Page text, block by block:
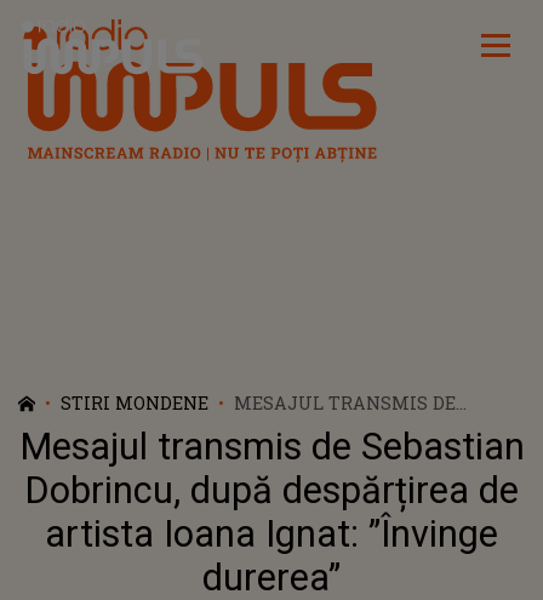
Radio Impuls
STIRI MONDENE
MESAJUL TRANSMIS DE
SEBASTIAN DOBRINCU, DUPĂ
DESPĂRȚIREA DE ARTISTA
IOANA IGNAT: ”ÎNVINGE
DUREREA”
Mesajul transmis de Sebastian
Dobrincu, după despărțirea de
artista Ioana Ignat: ”Învinge
durerea”